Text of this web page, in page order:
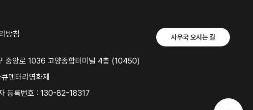
방침
중앙로 1036 고양종합터미널 4층 (10450)
멘터리영화제
등록번호 : 130-82-18317
사무국 오시는 길